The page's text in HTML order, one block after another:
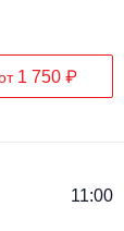
1 750 ₽
11:00